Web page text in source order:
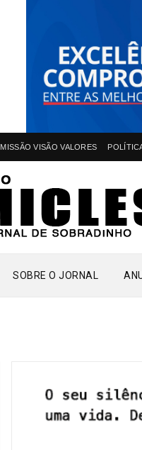
MISSÃO VISÃO VALORES
SOBRE O JORNAL